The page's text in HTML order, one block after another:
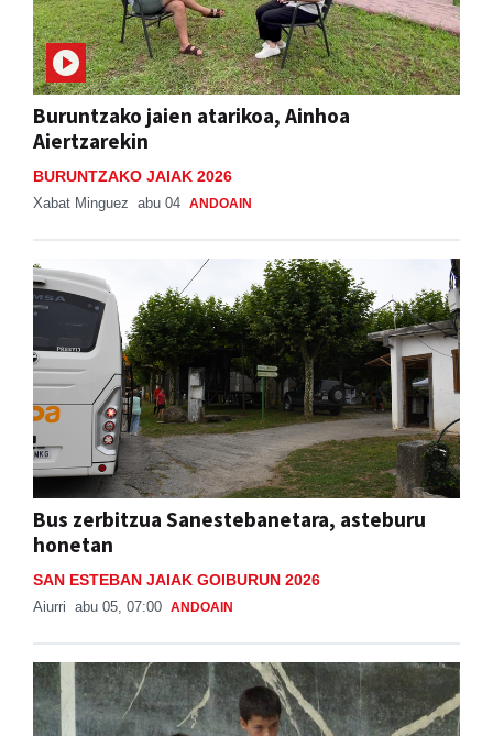
Buruntzako jaien atarikoa, Ainhoa
Aiertzarekin
BURUNTZAKO JAIAK 2026
Xabat Minguez abu 04 ANDOAIN
Bus zerbitzua Sanestebanetara, asteburu
honetan
SAN ESTEBAN JAIAK GOIBURUN 2026
Aiurri abu 05, 07:00 ANDOAIN